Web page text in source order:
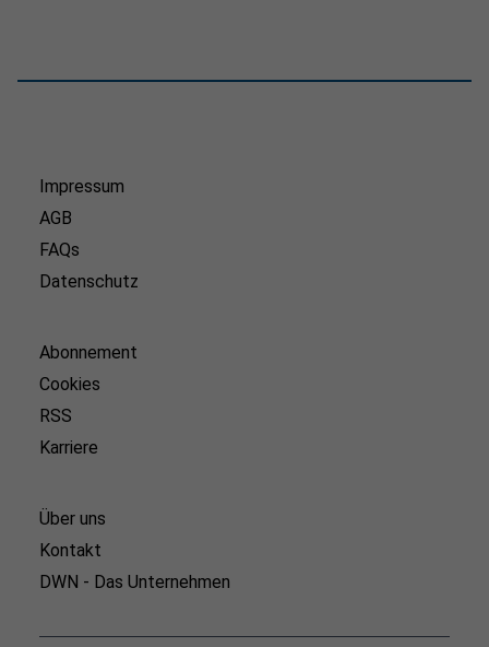
Impressum
AGB
FAQs
Datenschutz
Abonnement
Cookies
RSS
Karriere
Über uns
Kontakt
DWN - Das Unternehmen